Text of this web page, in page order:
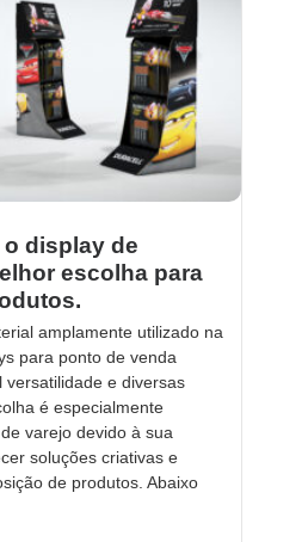
display de
escolha para
amplamente utilizado na
para ponto de venda
versatilidade e diversas
é especialmente
varejo devido à sua
soluções criativas e
de produtos. Abaixo